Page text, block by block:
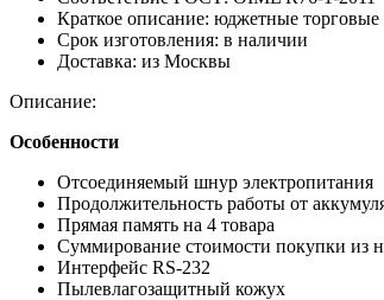
Краткое описание: юджетные торговые
Срок изготовления: в наличии
Доставка: из Москвы
Описание:
Особенности
Отсоединяемый шнур электропитания
Продолжительность работы от
Прямая память на 4 товара
Суммирование стоимости покупки из
Интерфейс RS-232
Пылевлагозащитный кожух